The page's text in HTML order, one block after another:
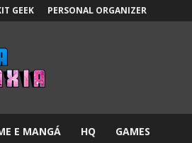
GEEK PERSONAL ORGANIZER
E MANGÁ HQ GAMES